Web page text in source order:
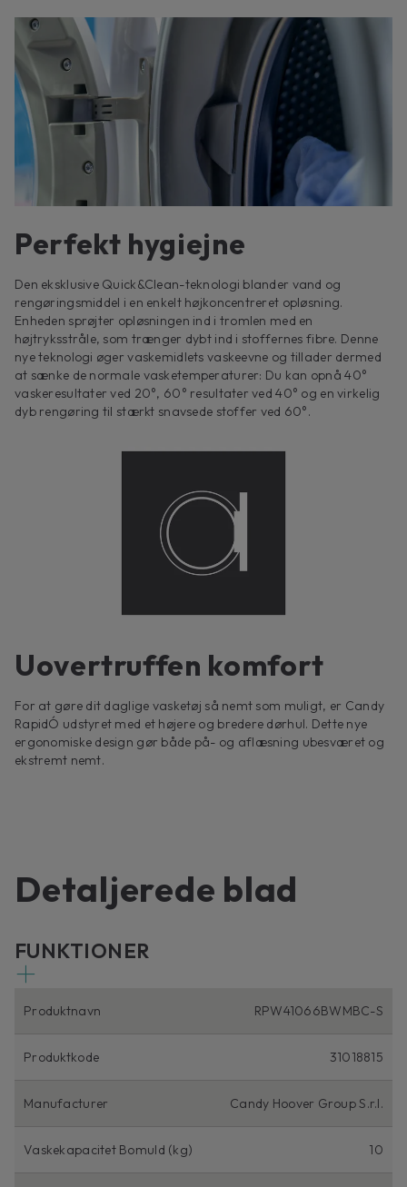
Perfekt hygiejne
Den eksklusive Quick&Clean-teknologi blander vand og
rengøringsmiddel i en enkelt højkoncentreret opløsning.
Enheden sprøjter opløsningen ind i tromlen med en
højtryksstråle, som trænger dybt ind i stoffernes fibre. Denne
nye teknologi øger vaskemidlets vaskeevne og tillader dermed
at sænke de normale vasketemperaturer: Du kan opnå 40°
vaskeresultater ved 20°, 60° resultater ved 40° og en virkelig
dyb rengøring til stærkt snavsede stoffer ved 60°.
Uovertruffen komfort
For at gøre dit daglige vasketøj så nemt som muligt, er Candy
RapidÓ udstyret med et højere og bredere dørhul. Dette nye
ergonomiske design gør både på- og aflæsning ubesværet og
ekstremt nemt.
Detaljerede blad
FUNKTIONER
Produktnavn RPW41066BWMBC-S
Produktkode 31018815
Manufacturer Candy Hoover Group S.r.l.
Vaskekapacitet Bomuld (kg) 10